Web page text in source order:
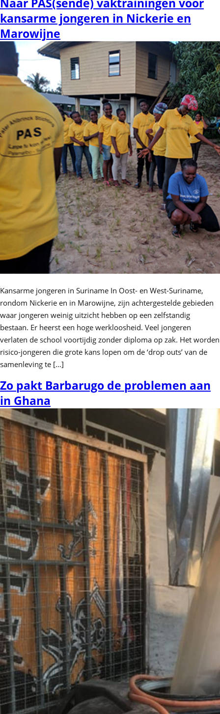
Naar PAS(sende) vaktrainingen voor
kansarme jongeren in Nickerie en
Marowijne
Kansarme jongeren in Suriname In Oost- en West-Suriname,
rondom Nickerie en in Marowijne, zijn achtergestelde gebieden
waar jongeren weinig uitzicht hebben op een zelfstandig
bestaan. Er heerst een hoge werkloosheid. Veel jongeren
verlaten de school voortijdig zonder diploma op zak. Het worden
risico-jongeren die grote kans lopen om de ‘drop outs’ van de
samenleving te […]
Zo pakt Barbarugo de problemen aan
in Ghana